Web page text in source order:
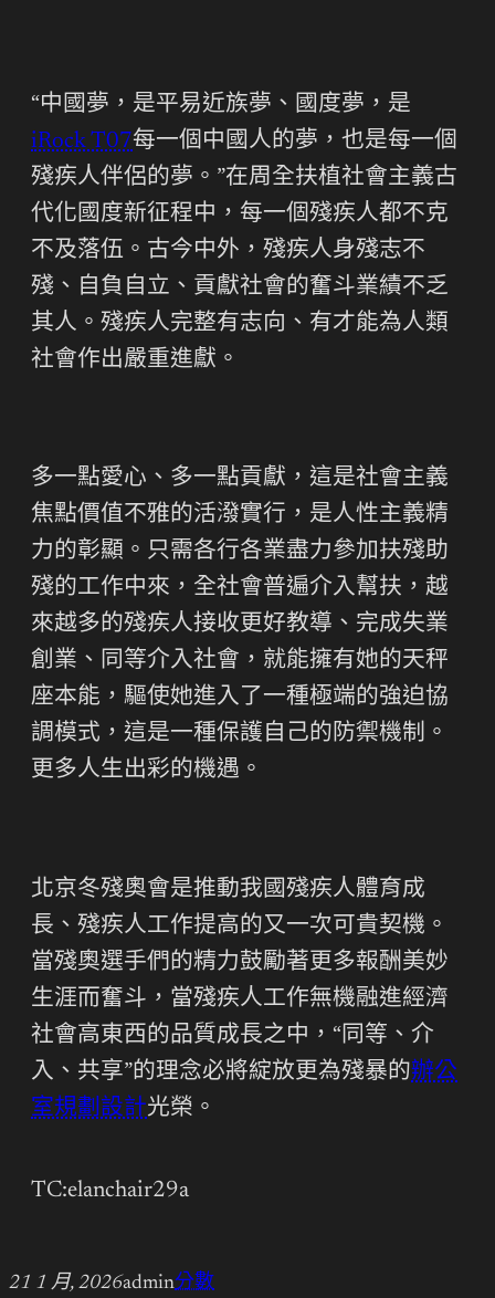
“中國夢，是平易近族夢、國度夢，是
iRock T07每一個中國人的夢，也是每一個
殘疾人伴侶的夢。”在周全扶植社會主義古
代化國度新征程中，每一個殘疾人都不克
不及落伍。古今中外，殘疾人身殘志不
殘、自負自立、貢獻社會的奮斗業績不乏
其人。殘疾人完整有志向、有才能為人類
社會作出嚴重進獻。
多一點愛心、多一點貢獻，這是社會主義
焦點價值不雅的活潑實行，是人性主義精
力的彰顯。只需各行各業盡力參加扶殘助
殘的工作中來，全社會普遍介入幫扶，越
來越多的殘疾人接收更好教導、完成失業
創業、同等介入社會，就能擁有她的天秤
座本能，驅使她進入了一種極端的強迫協
調模式，這是一種保護自己的防禦機制。
更多人生出彩的機遇。
北京冬殘奧會是推動我國殘疾人體育成
長、殘疾人工作提高的又一次可貴契機。
當殘奧選手們的精力鼓勵著更多報酬美妙
生涯而奮斗，當殘疾人工作無機融進經濟
社會高東西的品質成長之中，“同等、介
入、共享”的理念必將綻放更為殘暴的辦公
室規劃設計光榮。
TC:elanchair29a
21 1 月, 2026admin分數